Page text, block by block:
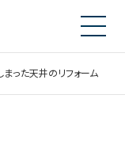
まった天井のリフォーム